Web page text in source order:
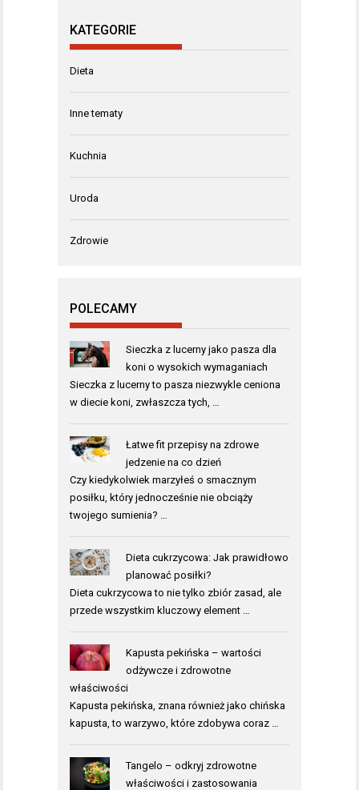
KATEGORIE
Dieta
Inne tematy
Kuchnia
Uroda
Zdrowie
POLECAMY
Sieczka z lucerny jako pasza dla
koni o wysokich wymaganiach
Sieczka z lucerny to pasza niezwykle ceniona
w diecie koni, zwłaszcza tych, …
Łatwe fit przepisy na zdrowe
jedzenie na co dzień
Czy kiedykolwiek marzyłeś o smacznym
posiłku, który jednocześnie nie obciąży
twojego sumienia? …
Dieta cukrzycowa: Jak prawidłowo
planować posiłki?
Dieta cukrzycowa to nie tylko zbiór zasad, ale
przede wszystkim kluczowy element …
Kapusta pekińska – wartości
odżywcze i zdrowotne
właściwości
Kapusta pekińska, znana również jako chińska
kapusta, to warzywo, które zdobywa coraz …
Tangelo – odkryj zdrowotne
właściwości i zastosowania